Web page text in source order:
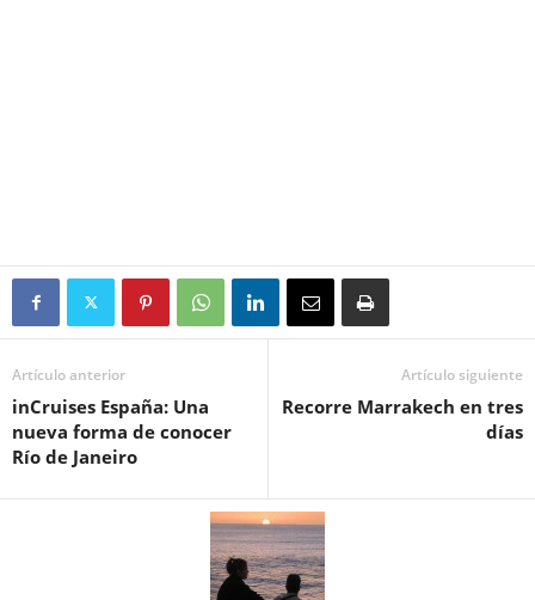
Artículo anterior
inCruises España: Una
nueva forma de conocer
Río de Janeiro
Artículo siguiente
Recorre Marrakech en tres
días